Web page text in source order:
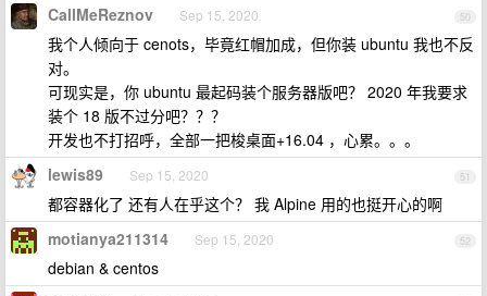
50
CallMeReznov Sep 15, 2020
我个人倾向于 cenots，毕竟红帽加成，但你装 ubuntu 我也不反
对。
可现实是，你 ubuntu 最起码装个服务器版吧？ 2020 年我要求
装个 18 版不过分吧？？？
开发也不打招呼，全部一把梭桌面+16.04 ，心累。。。
51
lewis89 Sep 15, 2020
都容器化了 还有人在乎这个？ 我 Alpine 用的也挺开心的啊
52
motianya211314 Sep 15, 2020
debian & centos